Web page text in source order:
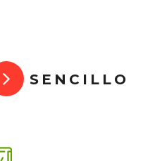
SENCILLO